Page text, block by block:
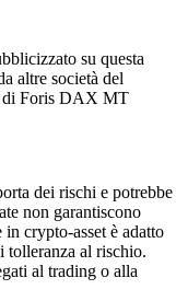
su questa
altre società del
di Foris DAX MT
dei rischi e potrebbe
non garantiscono
crypto-asset è adatto
tolleranza al rischio.
al trading o alla